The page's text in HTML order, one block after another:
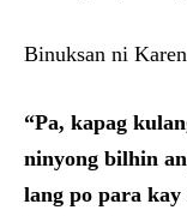
Binuksan ni
“Pa, kapag
ninyong bilhin
lang po para